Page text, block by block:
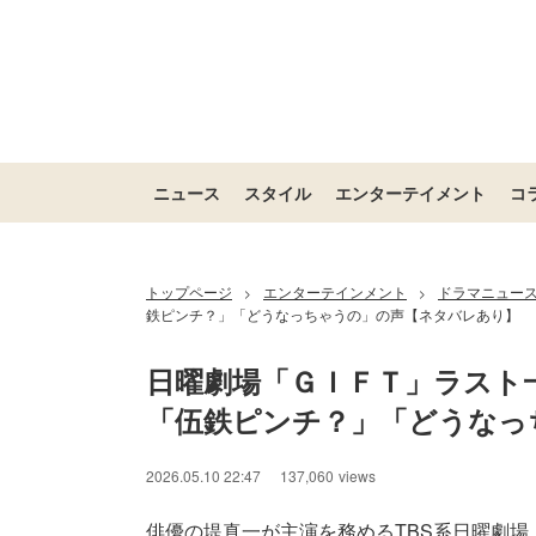
ニュース スタイル エンターテイメント コ
トップページ > エンターテインメント >
ドラマニュー
鉄ピンチ？」「どうなっちゃうの」の声【ネタバレあり】
日曜劇場「ＧＩＦＴ」ラス
「伍鉄ピンチ？」「どうな
2026.05.10 22:47 137,060 views